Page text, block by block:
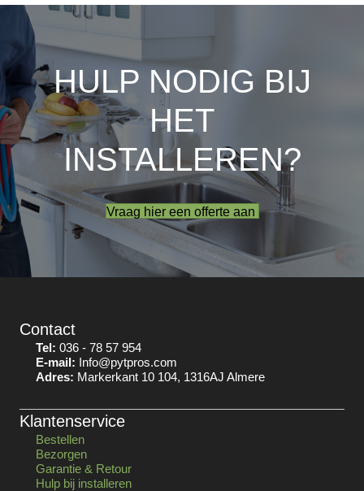
HULP NODIG BIJ
HET
INSTALLEREN?
Vraag hier een offerte aan
Contact
Tel: 036 - 78 57 954
E-mail: Info@pytpros.com
Adres: Markerkant 10 104, 1316AJ Almere
Klantenservice
Bestellen
Bezorgen
Garantie & Retour
Hulp bij installeren